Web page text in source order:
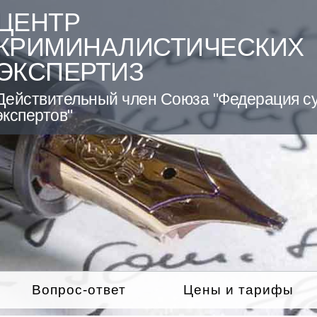
член Союза "Федерация
Вопрос-ответ Цены и тарифы